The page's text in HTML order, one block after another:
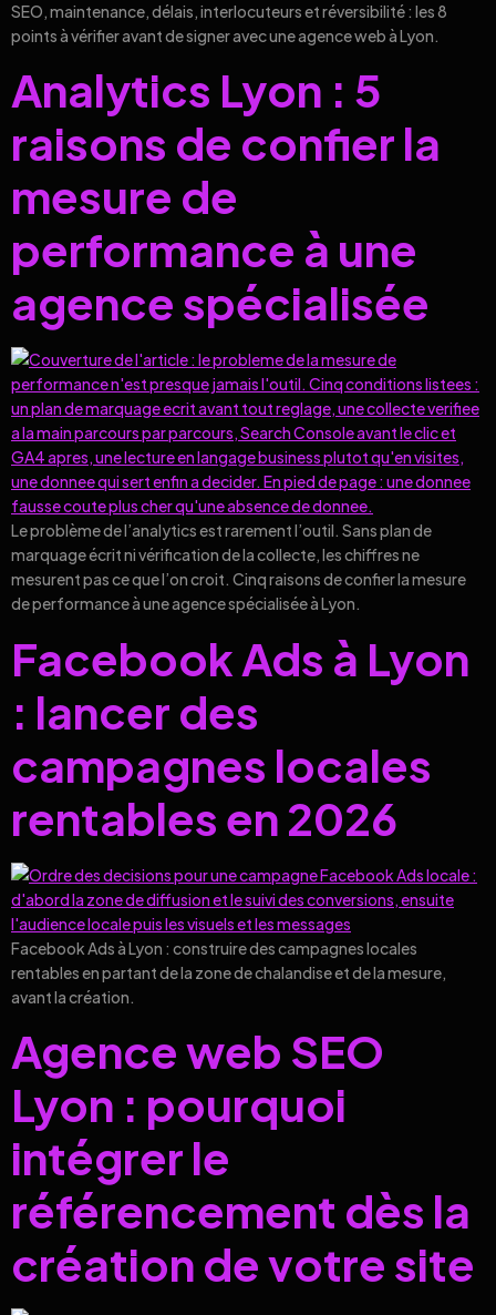
SEO, maintenance, délais, interlocuteurs et réversibilité : les 8
points à vérifier avant de signer avec une agence web à Lyon.
Analytics Lyon : 5
raisons de confier la
mesure de
performance à une
agence spécialisée
Le problème de l’analytics est rarement l’outil. Sans plan de
marquage écrit ni vérification de la collecte, les chiffres ne
mesurent pas ce que l’on croit. Cinq raisons de confier la mesure
de performance à une agence spécialisée à Lyon.
Facebook Ads à Lyon
: lancer des
campagnes locales
rentables en 2026
Facebook Ads à Lyon : construire des campagnes locales
rentables en partant de la zone de chalandise et de la mesure,
avant la création.
Agence web SEO
Lyon : pourquoi
intégrer le
référencement dès la
création de votre site